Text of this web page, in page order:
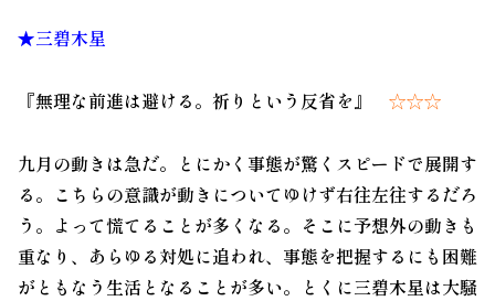
★三碧木星
『無理な前進は避ける。祈りという反省を』 ☆☆☆
九月の動きは急だ。とにかく事態が驚くスピードで展開す
る。こちらの意識が動きについてゆけず右往左往するだろ
う。よって慌てることが多くなる。そこに予想外の動きも
重なり、あらゆる対処に追われ、事態を把握するにも困難
がともなう生活となることが多い。とくに三碧木星は大騒